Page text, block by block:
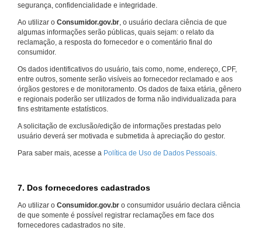
segurança, confidencialidade e integridade.
Ao utilizar o Consumidor.gov.br , o usuário declara ciência de que
algumas informações serão públicas, quais sejam: o relato da
reclamação, a resposta do fornecedor e o comentário final do
consumidor.
Os dados identificativos do usuário, tais como, nome, endereço, CPF,
entre outros, somente serão visíveis ao fornecedor reclamado e aos
órgãos gestores e de monitoramento. Os dados de faixa etária, gênero
e regionais poderão ser utilizados de forma não individualizada para
fins estritamente estatísticos.
A solicitação de exclusão/edição de informações prestadas pelo
usuário deverá ser motivada e submetida à apreciação do gestor.
Para saber mais, acesse a Política de Uso de Dados Pessoais.
7. Dos fornecedores cadastrados
Ao utilizar o Consumidor.gov.br o consumidor usuário declara ciência
de que somente é possível registrar reclamações em face dos
fornecedores cadastrados no site.